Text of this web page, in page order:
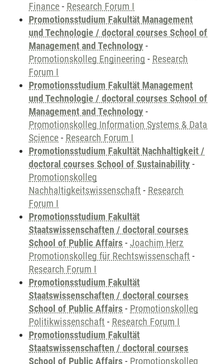
Finance - Research Forum I
Promotionsstudium Fakultät Management
und Technologie / doctoral courses School of
Management and Technology -
Promotionskolleg Engineering - Research
Forum I
Promotionsstudium Fakultät Management
und Technologie / doctoral courses School of
Management and Technology -
Promotionskolleg Information Systems & Data
Science - Research Forum I
Promotionsstudium Fakultät Nachhaltigkeit /
doctoral courses School of Sustainability -
Promotionskolleg
Nachhaltigkeitswissenschaft - Research
Forum I
Promotionsstudium Fakultät
Staatswissenschaften / doctoral courses
School of Public Affairs - Joachim Herz
Promotionskolleg für Rechtswissenschaft -
Research Forum I
Promotionsstudium Fakultät
Staatswissenschaften / doctoral courses
School of Public Affairs - Promotionskolleg
Politikwissenschaft - Research Forum I
Promotionsstudium Fakultät
Staatswissenschaften / doctoral courses
School of Public Affairs - Promotionskolleg